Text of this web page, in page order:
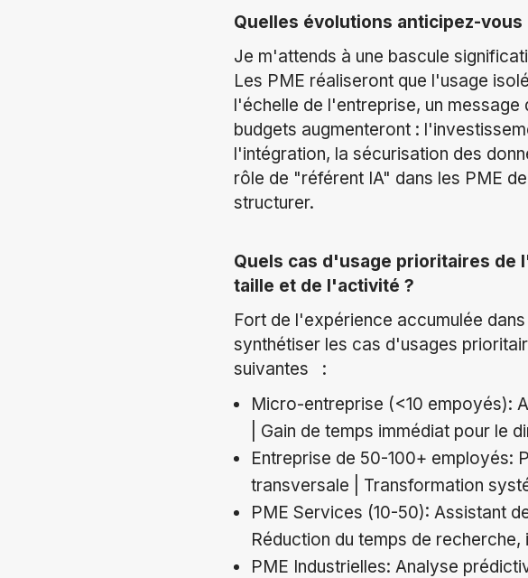
Quelles évolutions anticipez-vous
Je m'attends à une bascule
Les PME réaliseront que l'usage
l'échelle de l'entreprise, un
budgets augmenteront :
l'intégration, la sécurisation des
rôle de "référent IA" dans les PME
structurer.
Quels cas d'usage prioritaires de
taille et de l'activité ?
Fort de l'expérience accumulée
synthétiser les cas d'usages
suivantes :
Micro-entreprise (<10 empoyés):
| Gain de temps immédiat pour le
Entreprise de 50-100+ employés:
transversale | Transformation
PME Services (10-50): Assistant
Réduction du temps de
PME Industrielles: Analyse